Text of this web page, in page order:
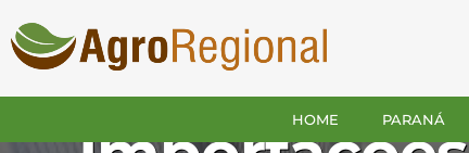
HOME PARANÁ
GUARAPUAVA
Leite: